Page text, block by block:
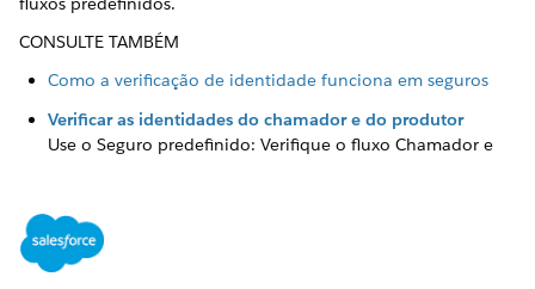
CONSULTE TAMBÉM
Como a verificação de identidade funciona em seguros
Verificar as identidades do chamador e do produtor
Use o Seguro predefinido: Verifique o fluxo Chamador e
dados de CRM existentes.
Verificar a identidade do seu produtor de seguro